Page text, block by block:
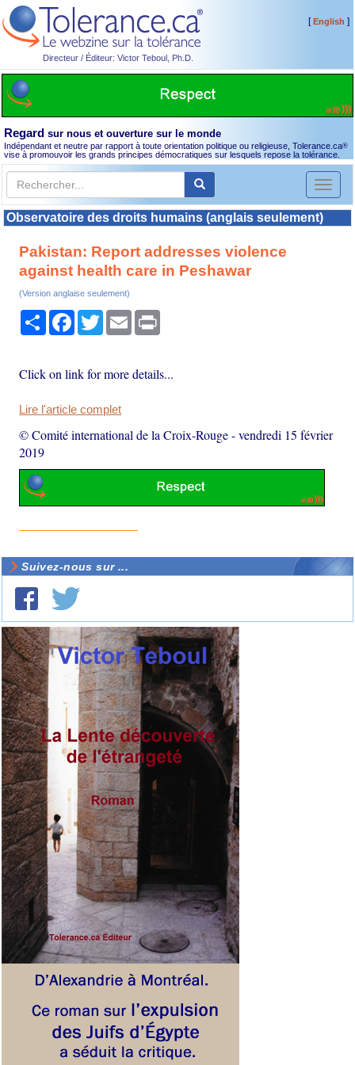
Directeur / Éditeur: Victor Teboul, Ph.D.
[English ]
Regard sur nous et ouverture sur le monde
Indépendant et neutre par rapport à toute orientation politique ou religieuse, Tolerance.ca®
vise à promouvoir les grands principes démocratiques sur lesquels repose la tolérance.
Toggle
Observatoire des droits humains (anglais seulement)
Pakistan: Report addresses violence
against health care in Peshawar
(Version anglaise seulement)
PartagerFacebook
TwitterEmail
Click on link for more details...
Lire l'article complet
© Comité international de la Croix-Rouge-vendredi 15 février
2019
Suivez-nous sur ...